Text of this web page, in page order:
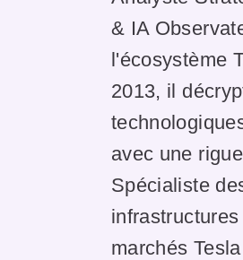
& IA
l'écosystème
2013, il
avec une
Spécialiste
marchés